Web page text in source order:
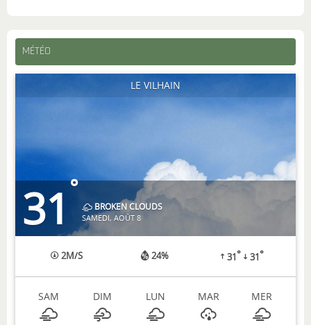
MÉTÉO
LE VILHAIN
31 °
BROKEN CLOUDS
SAMEDI, AOÛT 8
2M/S 24% 31° 31°
SAM DIM LUN MAR MER